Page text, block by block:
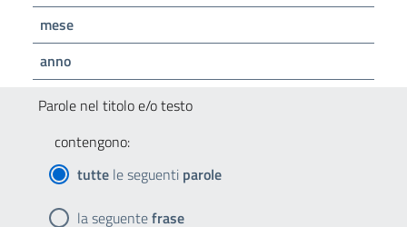
mese
anno
Parole nel titolo e/o testo
contengono:
tutte le seguenti parole
la seguentefrase